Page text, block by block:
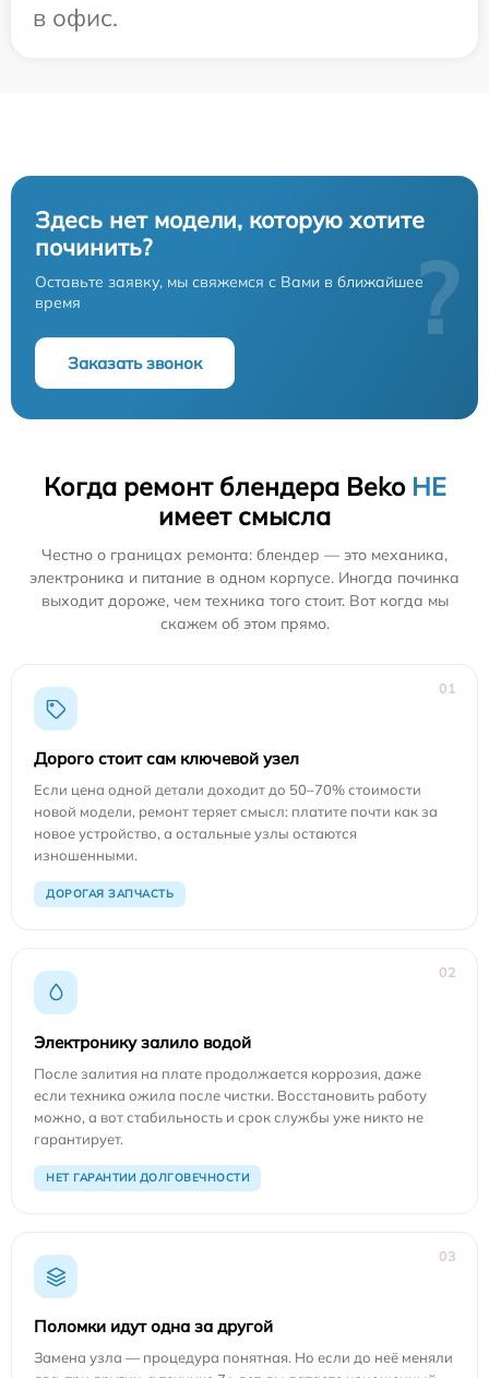
в офис.
Здесь нет модели, которую хотите
починить?
Оставьте заявку, мы свяжемся с Вами в ближайшее
время
Заказать звонок
?
Когда ремонт блендера Beko НЕ
имеет смысла
Честно о границах ремонта: блендер — это механика,
электроника и питание в одном корпусе. Иногда починка
выходит дороже, чем техника того стоит. Вот когда мы
скажем об этом прямо.
01
Дорого стоит сам ключевой узел
Если цена одной детали доходит до 50–70% стоимости
новой модели, ремонт теряет смысл: платите почти как за
новое устройство, а остальные узлы остаются
изношенными.
ДОРОГАЯ ЗАПЧАСТЬ
02
Электронику залило водой
После залития на плате продолжается коррозия, даже
если техника ожила после чистки. Восстановить работу
можно, а вот стабильность и срок службы уже никто не
гарантирует.
НЕТ ГАРАНТИИ ДОЛГОВЕЧНОСТИ
03
Поломки идут одна за другой
Замена узла — процедура понятная. Но если до неё меняли